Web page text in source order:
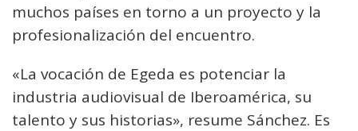
muchos países en torno a un proyecto y la
profesionalización del encuentro.
«La vocación de Egeda es potenciar la
industria audiovisual de Iberoamérica, su
talento y sus historias», resume Sánchez. Es